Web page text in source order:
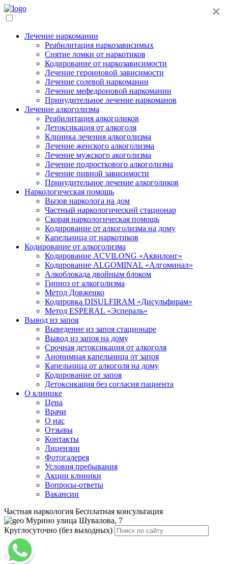
Лечение наркомании
Реабилитация наркозависимых
Снятие ломки от наркотиков
Кодирование от наркозависимости
Лечение героиновой зависимости
Лечение солевой наркомании
Лечение мефедроновой наркомании
Принудительное лечение наркоманов
Лечение алкоголизма
Реабилитация алкоголиков
Детоксикация от алкоголя
Клиника лечения алкоголизма
Лечение женского алкоголизма
Лечение мужского акоголизма
Лечение подросткового алкоголизма
Лечение пивной зависимости
Принудительное лечение алкоголиков
Наркологическая помощь
Вызов нарколога на дом
Частный наркологический стационар
Скорая наркологическая помощь
Кодирование от алкоголизма на дому
Капельница от наркотиков
Кодирование от алкоголизма
Кодирование ACVILONG «Аквилонг»
Кодирование ALGOMINAL «Алгоминал»
Алкоблокада двойным блоком
Гипноз от алкоголизма
Метод Довженко
Кодировка DISULFIRAM «Дисульфирам»
Метод ESPERAL «Эспераль»
Вывод из запоя
Выведение из запоя стационаре
Вывод из запоя на дому
Срочная детоксикация от алкоголя
Анонимная капельница от запоя
Капельница от алкоголя на дому
Кодирование от запоя
Детоксикация без согласия пациента
О клинике
Цена
Врачи
О нас
Отзывы
Контакты
Лицензии
Фотогалерея
Условия пребывания
Акции клиники
Вопросы-ответы
Вакансии
Частная наркология Бесплатная консультация
Мурино улица Шувалова, 7
Круглосуточно (без выходных)
×